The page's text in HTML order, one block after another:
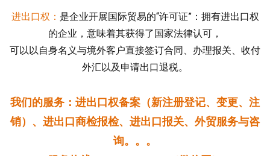
进出口权： 是企业开展国际贸易的“许可证”‌：拥有进出口权
的企业，意味着其获得了国家法律认可，
可以以自身名义‌与境外客户直接签订合同、办理报关、收付
外汇以及申请出口退税‌。
我们的服务：进出口权备案（新注册登记、变更、注
销）、进出口商检报检、进出口报关、外贸服务与咨
询。。。